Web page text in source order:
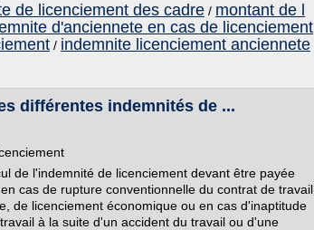
de licenciement des cadre / montant de l
d'anciennete en cas de licenciement
/ indemnite licenciement anciennete
différentes indemnités de ...
de l'indemnité de licenciement devant être payée
cas de rupture conventionnelle du contrat de travail,
de licenciement économique ou en cas d'inaptitude
à la suite d'un accident du travail ou d'une